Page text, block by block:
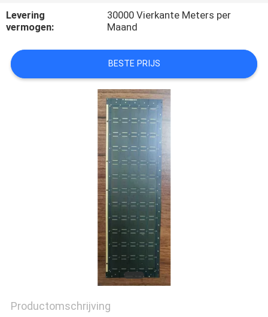
VERZOEK
OM EEN
CITAAT
Levering
vermogen:
30000 Vierkante Meters per
Maand
BESTE PRIJS
Productomschrijving